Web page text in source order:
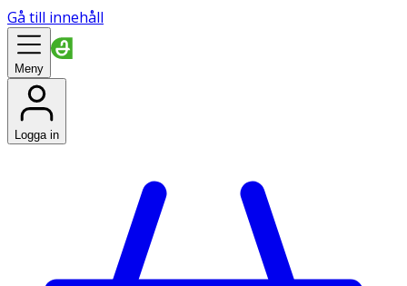
Gå till innehåll
Meny
Logga in